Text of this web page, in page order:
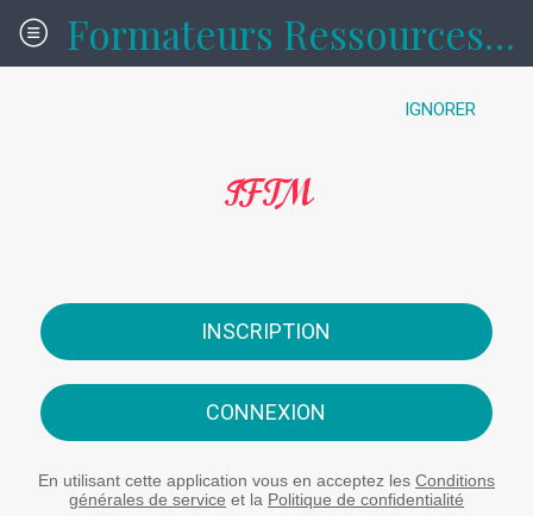
Formateurs Ressources formations
IGNORER
IFTM
INSCRIPTION
CONNEXION
En utilisant cette application vous en acceptez les Conditions
générales de service et la Politique de confidentialité